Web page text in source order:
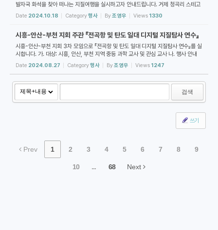
발자국 화석을 찾아 떠나는 지질여행을 실시하고자 안내드립니다. 거제 청곡리 스테고
사우르스 발자국 화석 산지는 발견자이자 연구를 수행한 진주교대 교수 김경수 박사...
Date 2024.10.18 Category행사 By조영우 Views 1330
시흥-안산-부천 지회 주관 『전곡항 및 탄도 일대 디지털 지질탐사 연수』
시흥-안산-부천 지회 3차 모임으로 『전곡항 및 탄도 일대 디지털 지질탐사 연수』를 실
시합니다. 가. 대상: 시흥, 안산, 부천 지역 중등 과학 교사 및 관심 교사 나. 행사 안내
1) 일시: 2024. 9. 7.(토) 10:00~15:00 2) 집합 장소: 전곡항 주차장 (9시 40분
...
Date 2024.08.27 Category행사 By조영우 Views 1247
검색
쓰기
Prev 1 2 3 4 5 6 7 8 9
10 ... 68 Next